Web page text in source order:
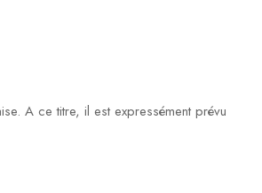
A ce titre, il est expressément prévu